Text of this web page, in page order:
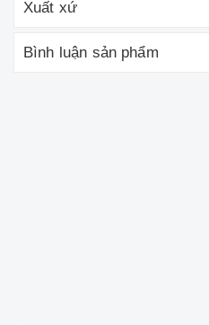
Xuất xứ
Bình luận sản phẩm